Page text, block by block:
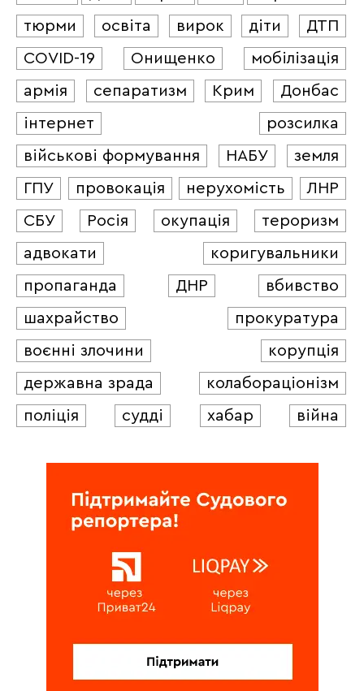
тюрми
освіта вирок діти
ДТП
COVID-19
Онищенко
мобілізація
армія
сепаратизм Крим
Донбас
інтернет
розсилка
військові формування
НАБУ
земля
ГПУ
провокація нерухомість
ЛНР
СБУ
Росія окупація
тероризм
адвокати
коригувальники
пропаганда
ДНР
вбивство
шахрайство
прокуратура
воєнні злочини
корупція
державна зрада
колабораціонізм
поліція
судді хабар війна